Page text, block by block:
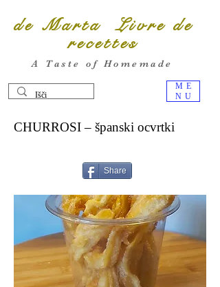
ME
NU
de Marta Livre de
recettes
A Taste of Homemade
CHURROSI – španski ocvrtki
Share